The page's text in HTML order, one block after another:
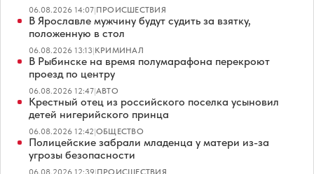
06.08.2026 14:07|ПРОИСШЕСТВИЯ
В Ярославле мужчину будут судить за взятку,
положенную в стол
06.08.2026 13:13|КРИМИНАЛ
В Рыбинске на время полумарафона перекроют
проезд по центру
06.08.2026 12:47|АВТО
Крестный отец из российского поселка усыновил
детей нигерийского принца
06.08.2026 12:42|ОБЩЕСТВО
Полицейские забрали младенца у матери из-за
угрозы безопасности
06.08.2026 12:39|ПРОИСШЕСТВИЯ